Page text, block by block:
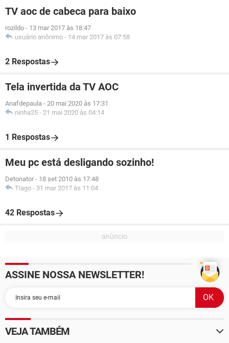
TV aoc de cabeca para baixo
rozildo - 13 mar 2017 às 18:47
usuário anônimo - 14 mar 2017 às 07:58
2 Respostas
Tela invertida da TV AOC
Anafdepaula - 20 mai 2020 às 17:31
ninha25 - 21 mai 2020 às 04:14
1 Respostas
Meu pc está desligando sozinho!
Detonator - 18 set 2010 às 17:48
Tiago - 31 mar 2017 às 11:04
42 Respostas
ASSINE NOSSA NEWSLETTER!
VEJA TAMBÉM